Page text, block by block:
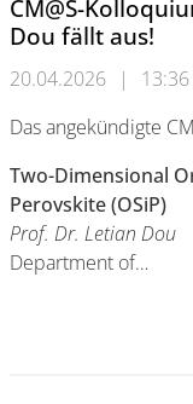
CM@S-
Dou fällt aus!
20.04.2026 |
Das angekündigte
Two-Dimensional
Perovskite (OSiP)
Prof. Dr. Letian Dou
Department of…